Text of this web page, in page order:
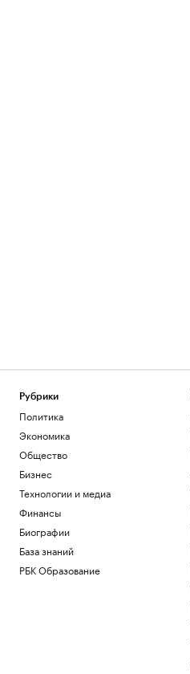
Рубрики
Политика
Экономика
Общество
Бизнес
Технологии и медиа
Финансы
Биографии
База знаний
РБК Образование